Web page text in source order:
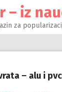
– iz
za
– alu i